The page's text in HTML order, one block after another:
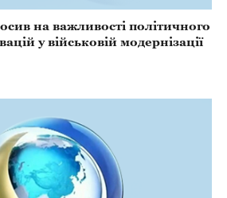
на важливості політичного
у військовій модернізації